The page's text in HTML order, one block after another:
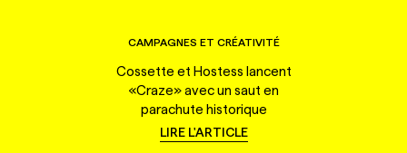
CAMPAGNES ET CRÉATIVITÉ
Cossette et Hostess lancent
«Craze» avec un saut en
parachute historique
LIRE L'ARTICLE